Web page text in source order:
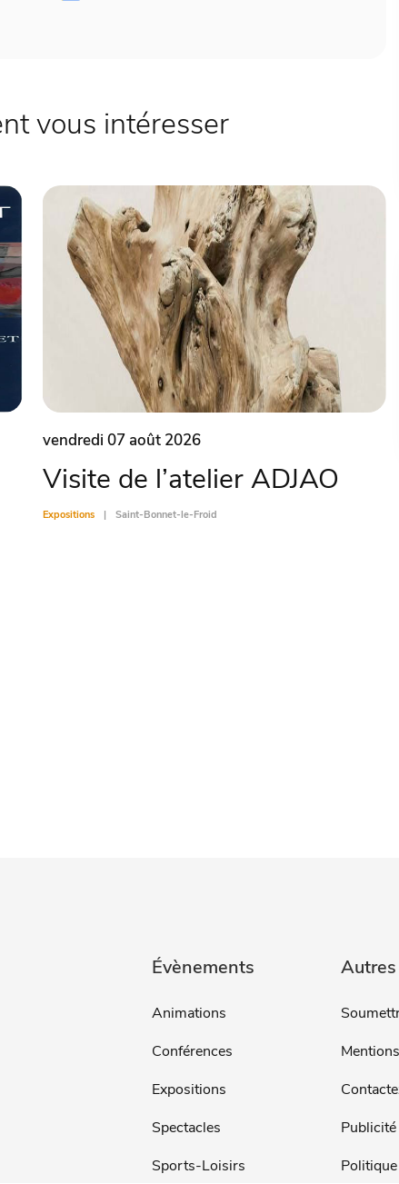
vous intéresser
vendredi 07 août 2026
Visite de l’atelier ADJAO
Expositions Saint-Bonnet-le-Froid
Évènements
Animations
Conférences
Expositions
Spectacles
Sports-Loisirs
Autres
Publicité